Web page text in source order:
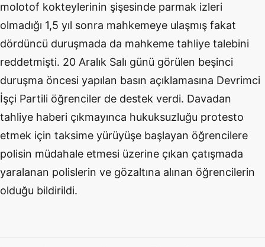
molotof kokteylerinin şişesinde parmak izleri
olmadığı 1,5 yıl sonra mahkemeye ulaşmış fakat
dördüncü duruşmada da mahkeme tahliye talebini
reddetmişti. 20 Aralık Salı günü görülen beşinci
duruşma öncesi yapılan basın açıklamasına Devrimci
İşçi Partili öğrenciler de destek verdi. Davadan
tahliye haberi çıkmayınca hukuksuzluğu protesto
etmek için taksime yürüyüşe başlayan öğrencilere
polisin müdahale etmesi üzerine çıkan çatışmada
yaralanan polislerin ve gözaltına alınan öğrencilerin
olduğu bildirildi.